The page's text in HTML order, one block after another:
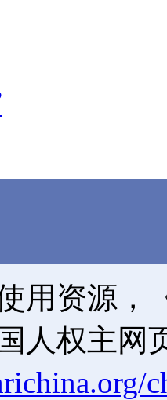
用资源，
人权主网